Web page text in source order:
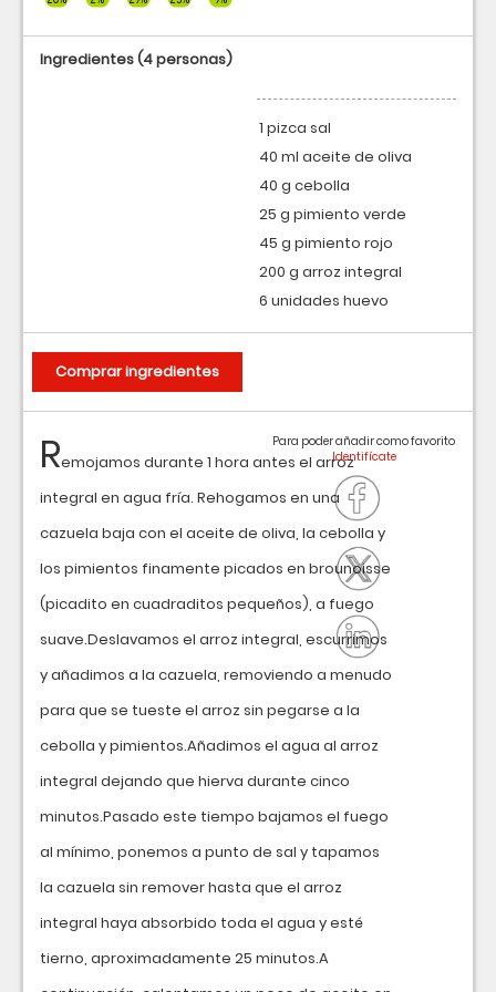
Remojamos durante 1 hora antes el arroz
integral en agua fría. Rehogamos en una
cazuela baja con el aceite de oliva, la cebolla y
los pimientos finamente picados en brounoisse
(picadito en cuadraditos pequeños), a fuego
suave.Deslavamos el arroz integral, escurrimos
y añadimos a la cazuela, removiendo a menudo
para que se tueste el arroz sin pegarse a la
cebolla y pimientos.Añadimos el agua al arroz
integral dejando que hierva durante cinco
minutos.Pasado este tiempo bajamos el fuego
al mínimo, ponemos a punto de sal y tapamos
la cazuela sin remover hasta que el arroz
integral haya absorbido toda el agua y esté
tierno, aproximadamente 25 minutos.A
Para poder añadir como favorito
Ingredientes(4 personas)
1 pizca sal
40 ml aceite de oliva
40 g cebolla
25 g pimiento verde
45 g pimiento rojo
200 g arroz integral
6 unidades huevo
Comprar ingredientes